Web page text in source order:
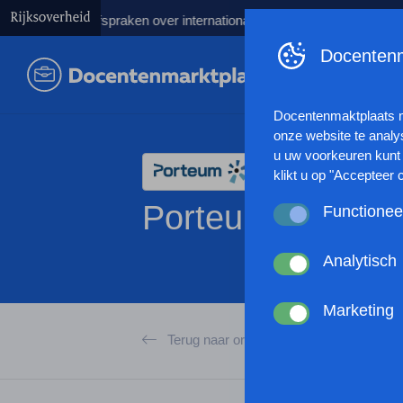
afspraken over internationale studenten
Porteum
Terug naar organisaties
Docentenmaktplaats
onze website te
u uw voorkeuren
klikt u op "Accepteer
Functioneel
anoniem website
werking van de
browserinstellingen
Analytisch
gebruikt of hoe
passen en zo uw
Marketing
kunnen tonen op
andere wordt